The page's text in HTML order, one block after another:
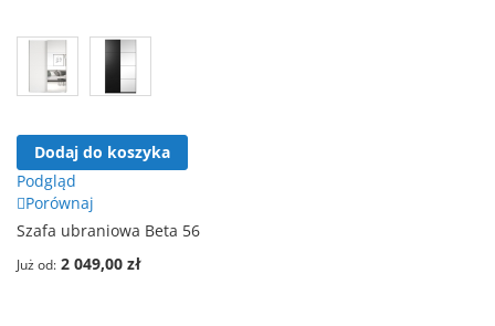
Dodaj do koszyka
Podgląd
Porównaj
Szafa ubraniowa Beta 56
Już od 2 049,00 zł